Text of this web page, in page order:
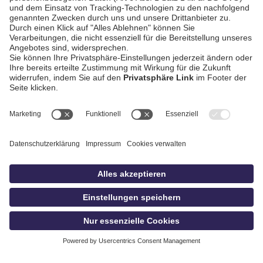
AGB / Gewinnspiele
Datenschutz
Impressum
idowa.de
Privatsphäre